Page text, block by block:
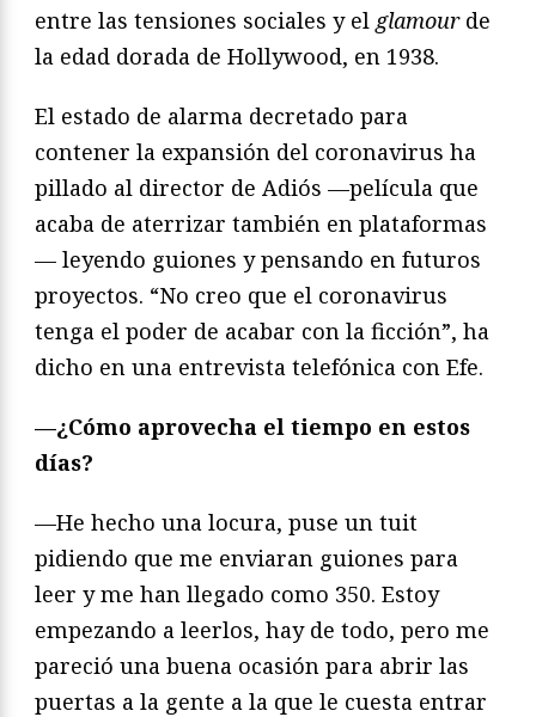
entre las tensiones sociales y el glamourde
la edad dorada de Hollywood, en 1938.
El estado de alarma decretado para
contener la expansión del coronavirus ha
pillado al director de Adiós —película que
acaba de aterrizar también en plataformas
— leyendo guiones y pensando en futuros
proyectos. “No creo que el coronavirus
tenga el poder de acabar con la ficción”, ha
dicho en una entrevista telefónica con Efe.
—¿Cómo aprovecha el tiempo en estos
días?
—He hecho una locura, puse un tuit
pidiendo que me enviaran guiones para
leer y me han llegado como 350. Estoy
empezando a leerlos, hay de todo, pero me
pareció una buena ocasión para abrir las
puertas a la gente a la que le cuesta entrar